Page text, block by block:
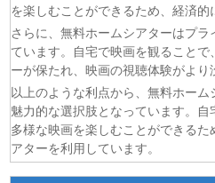
を楽しむことができるため、経済的
さらに、無料ホームシアターはプ
ています。自宅で映画を観ること
ーが保たれ、映画の視聴体験がより
以上のような利点から、無料ホー
魅力的な選択肢となっています。
多様な映画を楽しむことができる
アターを利用しています。